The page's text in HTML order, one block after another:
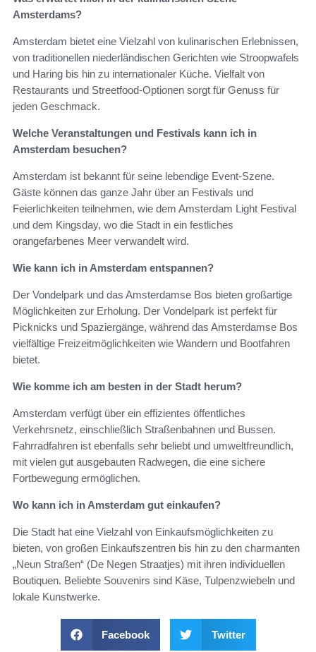
Amsterdams?
Amsterdam bietet eine Vielzahl von kulinarischen Erlebnissen,
von traditionellen niederländischen Gerichten wie Stroopwafels
und Haring bis hin zu internationaler Küche. Vielfalt von
Restaurants und Streetfood-Optionen sorgt für Genuss für
jeden Geschmack.
Welche Veranstaltungen und Festivals kann ich in
Amsterdam besuchen?
Amsterdam ist bekannt für seine lebendige Event-Szene.
Gäste können das ganze Jahr über an Festivals und
Feierlichkeiten teilnehmen, wie dem Amsterdam Light Festival
und dem Kingsday, wo die Stadt in ein festliches
orangefarbenes Meer verwandelt wird.
Wie kann ich in Amsterdam entspannen?
Der Vondelpark und das Amsterdamse Bos bieten großartige
Möglichkeiten zur Erholung. Der Vondelpark ist perfekt für
Picknicks und Spaziergänge, während das Amsterdamse Bos
vielfältige Freizeitmöglichkeiten wie Wandern und Bootfahren
bietet.
Wie komme ich am besten in der Stadt herum?
Amsterdam verfügt über ein effizientes öffentliches
Verkehrsnetz, einschließlich Straßenbahnen und Bussen.
Fahrradfahren ist ebenfalls sehr beliebt und umweltfreundlich,
mit vielen gut ausgebauten Radwegen, die eine sichere
Fortbewegung ermöglichen.
Wo kann ich in Amsterdam gut einkaufen?
Die Stadt hat eine Vielzahl von Einkaufsmöglichkeiten zu
bieten, von großen Einkaufszentren bis hin zu den charmanten
„Neun Straßen“ (De Negen Straatjes) mit ihren individuellen
Boutiquen. Beliebte Souvenirs sind Käse, Tulpenzwiebeln und
lokale Kunstwerke.
Facebook Twitter